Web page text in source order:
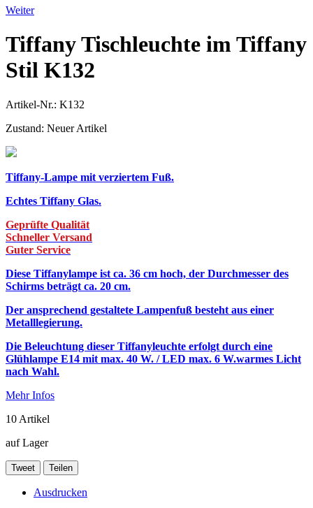
Weiter
Tiffany Tischleuchte im Tiffany
Stil K132
Artikel-Nr.: K132
Zustand: Neuer Artikel
Tiffany-Lampe mit verziertem Fuß.
Echtes Tiffany Glas.
Geprüfte Qualität
Schneller Versand
Guter Service
Diese Tiffanylampe ist ca. 36 cm hoch, der Durchmesser des
Schirms beträgt ca. 20 cm.
Der ansprechend gestaltete Lampenfuß besteht aus einer
Metalllegierung.
Die Beleuchtung dieser Tiffanyleuchte erfolgt durch eine
Glühlampe E14 mit max. 40 W. / LED max. 6 W.warmes Licht
nach Wahl.
Mehr Infos
10 Artikel
auf Lager
Tweet Teilen
Ausdrucken